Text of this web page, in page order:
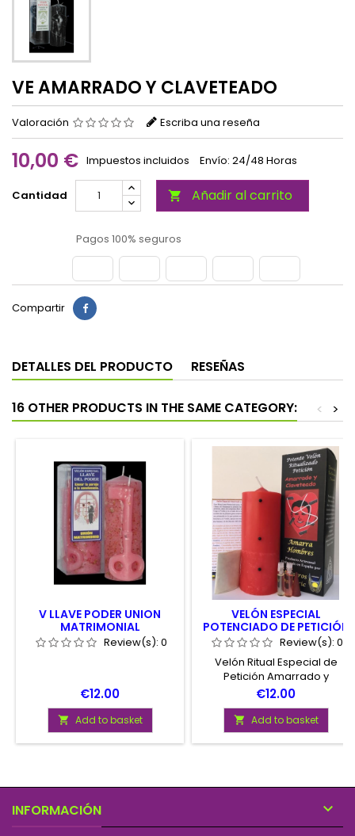
VE AMARRADO Y CLAVETEADO
Valoración Escriba una reseña
10,00 € Impuestos incluidos Envío: 24/48 Horas
Cantidad  Añadir al carrito
Pagos 100% seguros
Compartir
DETALLES DEL PRODUCTO RESEÑAS
16 OTHER PRODUCTS IN THE SAME CATEGORY: >
<
V LLAVE PODER UNION
MATRIMONIAL
Review(s): 0
Price
€12.00
 Add to basket
VELÓN ESPECIAL
POTENCIADO DE PETICIÓN
AMARRADO Y CLAVETEADO
Review(s): 0
Velón Ritual Especial de
Petición Amarrado y
Claveteado. con completas
instrucciones de uso y todos
los elementos necesarios
para su realización. Velón de
Calidad y Potenciado para
en Cajita de cartón.
Price
€12.00
 Add to basket
INFORMACIÓN 